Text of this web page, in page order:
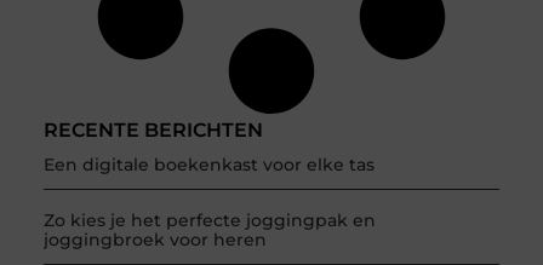
RECENTE BERICHTEN
Een digitale boekenkast voor elke tas
Zo kies je het perfecte joggingpak en
joggingbroek voor heren